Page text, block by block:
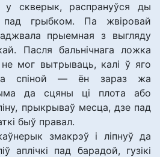
у скверык, распрануўся ды
грыбком. Па жвіровай
прыемная з выгляду
Пасля бальнічнага ложка
мог вытрываць, калі ў яго
за спіной — ён зараз жа
да сцяны ці плота або
прыкрываў месца, дзе пад
быў правал.
змакрэў і ліпнуў да
аплічкі пад барадой, гузікі